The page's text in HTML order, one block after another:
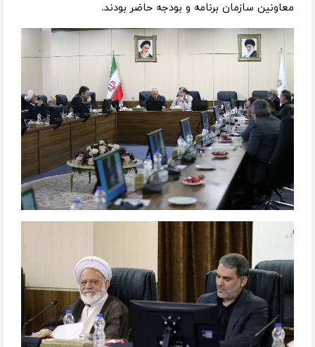
معاونین سازمان برنامه و بودجه حاضر بودند.